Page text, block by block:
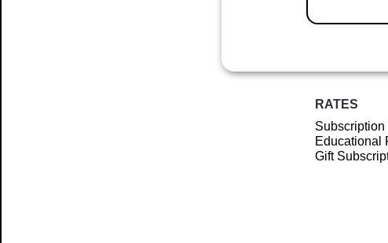
RATES
Subscription
Educational
Gift